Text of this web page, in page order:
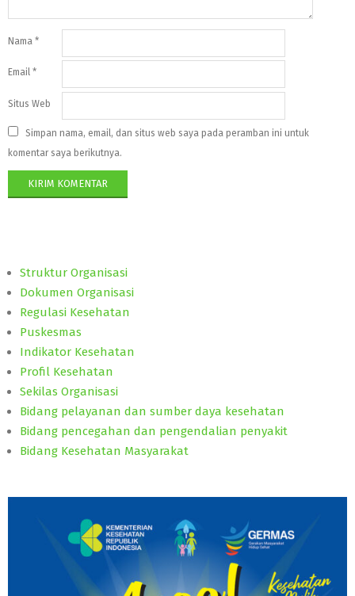
Nama *
Email *
Situs Web
Simpan nama, email, dan situs web saya pada peramban ini untuk
komentar saya berikutnya.
Struktur Organisasi
Dokumen Organisasi
Regulasi Kesehatan
Puskesmas
Indikator Kesehatan
Profil Kesehatan
Sekilas Organisasi
Bidang pelayanan dan sumber daya kesehatan
Bidang pencegahan dan pengendalian penyakit
Bidang Kesehatan Masyarakat